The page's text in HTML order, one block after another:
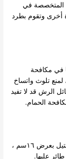
المتخصصة في
أخرى وتقوم بطرد
في مكافحة
تلوث واتساخ
الرش قد لا تفيد
الحمام.
طارد الحمام هذا عباره عن اشواك من الاستانلس ستيل بعرض ١٦سم ،
عليها.